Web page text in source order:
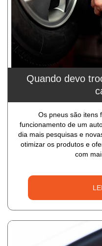
Quando devo
Os pneus são itens
funcionamento de um
dia mais pesquisas e
otimizar os produtos e
com